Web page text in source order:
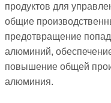
продуктов для
общие
предотвращение
алюминий,
повышение общей
алюминия.